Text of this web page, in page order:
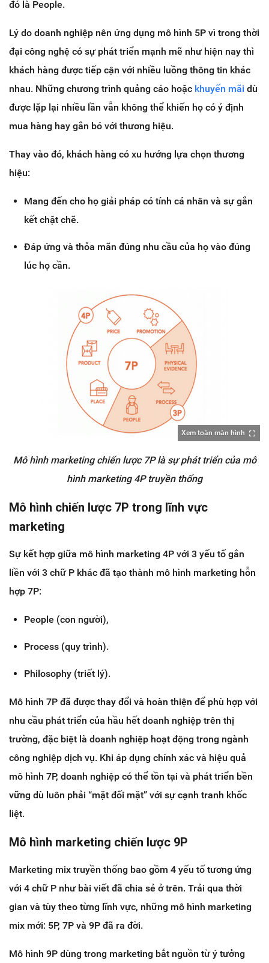
đó là People.
Lý do doanh nghiệp nên ứng dụng mô hình 5P vì trong thời
đại công nghệ có sự phát triển mạnh mẽ như hiện nay thì
khách hàng được tiếp cận với nhiều luồng thông tin khác
nhau. Những chương trình quảng cáo hoặc khuyến mãi dù
được lặp lại nhiều lần vẫn không thể khiến họ có ý định
mua hàng hay gắn bó với thương hiệu.
Thay vào đó, khách hàng có xu hướng lựa chọn thương
hiệu:
Mang đến cho họ giải pháp có tính cá nhân và sự gắn
kết chặt chẽ.
Đáp ứng và thỏa mãn đúng nhu cầu của họ vào đúng
lúc họ cần.
Xem toàn màn hình
Mô hình marketing chiến lược 7P là sự phát triển của mô
hình marketing 4P truyền thống
Mô hình chiến lược 7P trong lĩnh vực
marketing
Sự kết hợp giữa mô hình marketing 4P với 3 yếu tố gắn
liền với 3 chữ P khác đã tạo thành mô hình marketing hỗn
hợp 7P:
People (con người),
Process (quy trình).
Philosophy (triết lý).
Mô hình 7P đã được thay đổi và hoàn thiện để phù hợp với
nhu cầu phát triển của hầu hết doanh nghiệp trên thị
trường, đặc biệt là doanh nghiệp hoạt động trong ngành
công nghiệp dịch vụ. Khi áp dụng chính xác và hiệu quả
mô hình 7P, doanh nghiệp có thể tồn tại và phát triển bền
vững dù luôn phải “mặt đối mặt” với sự cạnh tranh khốc
liệt.
Mô hình marketing chiến lược 9P
Marketing mix truyền thống bao gồm 4 yếu tố tương ứng
với 4 chữ P như bài viết đã chia sẻ ở trên. Trải qua thời
gian và tùy theo từng lĩnh vực, những mô hình marketing
mix mới: 5P, 7P và 9P đã ra đời.
Mô hình 9P dùng trong marketing bắt nguồn từ ý tưởng